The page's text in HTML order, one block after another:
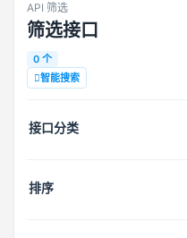
API 筛选
筛选接口
0 个
智能搜索
接口分类
排序